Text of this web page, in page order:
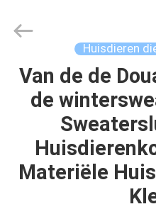
HUIS
PRODUCTEN
ONGEVEER
Co.Ltd.
Huisdieren
Van de de
de
Materiële